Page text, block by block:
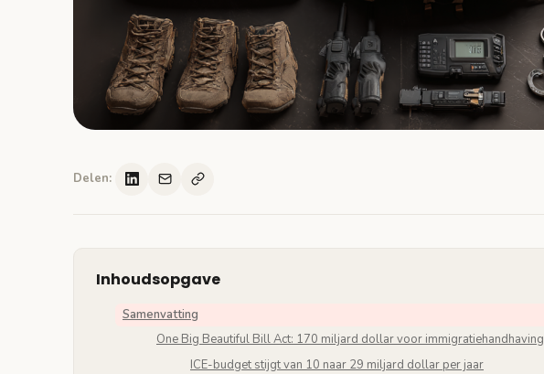
Delen:
Inhoudsopgave
Samenvatting
One Big Beautiful Bill Act: 170 miljard dollar voor immigratiehandhaving
ICE-budget stijgt van 10 naar 29 miljard dollar per jaar